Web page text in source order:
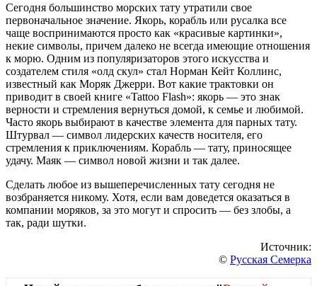
Сегодня большинство морских тату утратили свое
первоначальное значение. Якорь, корабль или русалка все
чаще воспринимаются просто как «красивые картинки»,
некие символы, причем далеко не всегда имеющие отношения
к морю. Одним из популяризаторов этого искусства и
создателем стиля «олд скул» стал Норман Кейт Коллинс,
известный как Моряк Джерри. Вот какие трактовки он
приводит в своей книге «Tattoo Flash»: якорь — это знак
верности и стремления вернуться домой, к семье и любимой.
Часто якорь выбирают в качестве элемента для парных тату.
Штурвал — символ лидерских качеств носителя, его
стремления к приключениям. Корабль — тату, приносящее
удачу. Маяк — символ новой жизни и так далее.
Сделать любое из вышеперечисленных тату сегодня не
возбраняется никому. Хотя, если вам доведется оказаться в
компании моряков, за это могут и спросить — без злобы, а
так, ради шутки.
Источник:
© Русская Семерка